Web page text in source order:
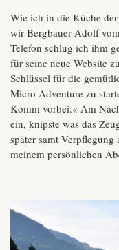
Wie ich in die Küche
wir Bergbauer Adolf
Telefon schlug ich ihm
für seine neue Website
Schlüssel für die
Micro Adventure zu
Komm vorbei.« Am
ein, knipste was das
später samt
meinem persönlichen